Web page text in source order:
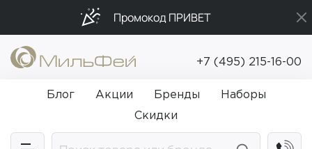
Промокод ПРИВЕТ
Подарки в каждый заказ от 5 000₽
Бесплатная доставка от 5 000₽
+7 (495) 215-16-00
Блог Акции Бренды
Наборы
Скидки